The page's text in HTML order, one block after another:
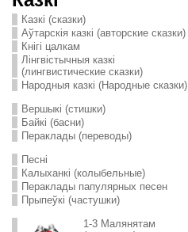
Казкі (сказки)
Аўтарскія казкі (авторские сказки)
Кнігі цалкам
Лінгвістычныя казкі
(лингвистические сказки)
Народныя казкі (Народные сказки)
Вершыкі (стишки)
Байкі (басни)
Пераклады (переводы)
Песні
Калыханкі (колыбельные)
Пераклады папулярных песен
Прыпеўкі (частушки)
1-3 Малянятам